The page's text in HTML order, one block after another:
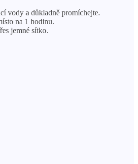
vody a důkladně promíchejte.
na 1 hodinu.
jemné sítko.